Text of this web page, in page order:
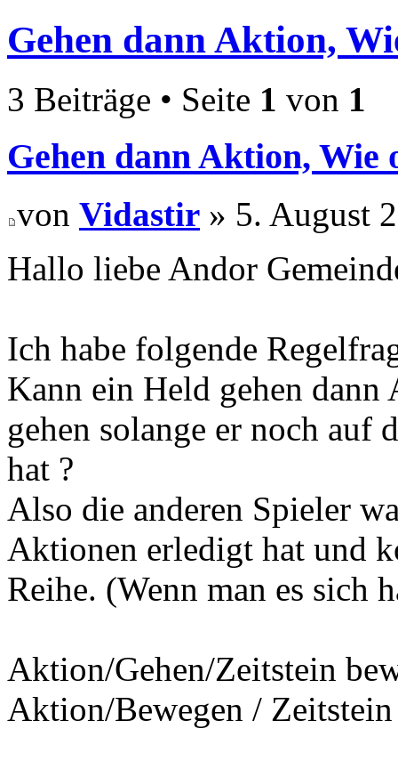
Gehen dann Aktion,
3 Beiträge • Seite 1 von 1
Gehen dann Aktion, Wie
von Vidastir » 5. August
Hallo liebe Andor
Ich habe folgende
Kann ein Held gehen
gehen solange er noch auf
hat ?
Also die anderen Spieler
Aktionen erledigt hat und
Reihe. (Wenn man es sich
Aktion/Gehen/Zeitstein
Aktion/Bewegen / Zeitstein